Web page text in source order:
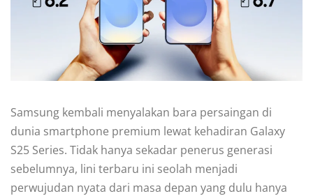
Samsung kembali menyalakan bara persaingan di
dunia smartphone premium lewat kehadiran Galaxy
S25 Series. Tidak hanya sekadar penerus generasi
sebelumnya, lini terbaru ini seolah menjadi
perwujudan nyata dari masa depan yang dulu hanya